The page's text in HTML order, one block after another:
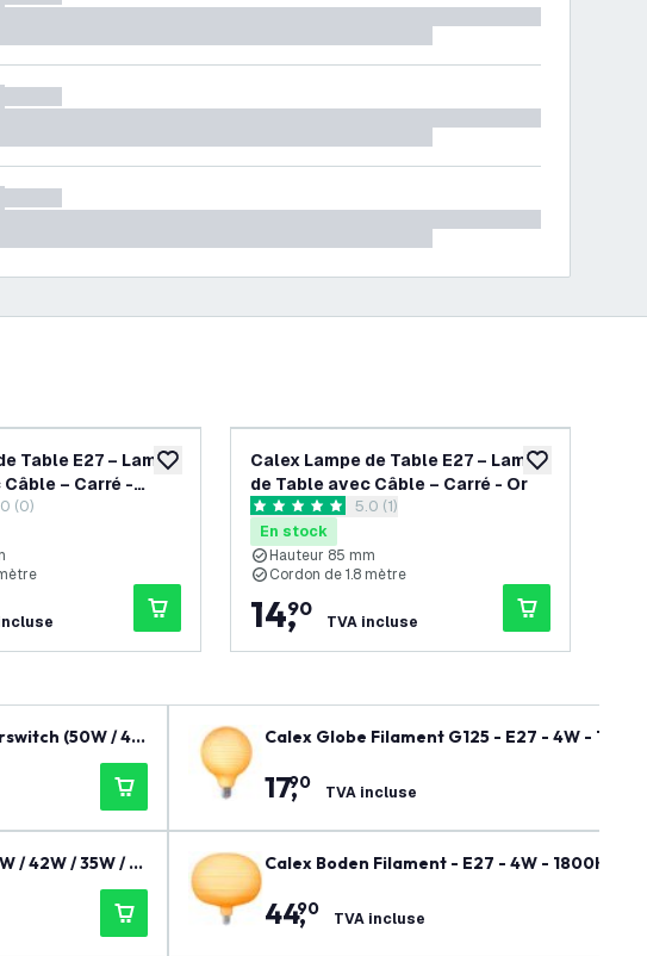
ajouter à la liste de souhaits
Table E27 – Lampe
– Carré -
(0)
ajouter à la
Calex Lampe de Table E27 – Lampe
de Table avec Câble – Carré - Or
ouvrir le tiroir des avis
5 étoiles de notation
5.0 (1)
En stock
Hauteur 85 mm
Cordon de 1.8 mètre
14,
90
TVA incluse
(50W / 42
/ 42W / 35W / 2
Calex Globe Filament G125 - E27 - 4W -
17,
90 TVA incluse
Calex Boden Filament - E27 - 4W - 1800K -
44,
90 TVA incluse